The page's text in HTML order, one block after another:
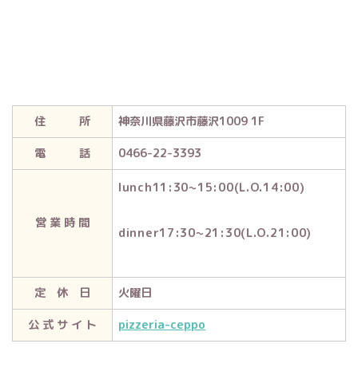
住 所
神奈川県藤沢市藤沢1009 1F
電 話
0466-22-3393
営 業 時 間
lunch11:30~15:00(L.O.14:00)
dinner17:30~21:30(L.O.21:00)
定 休 日
火曜日
公 式 サ イ ト
pizzeria-ceppo